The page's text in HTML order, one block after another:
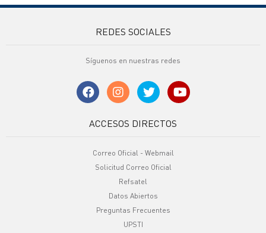
REDES SOCIALES
Síguenos en nuestras redes
ACCESOS DIRECTOS
Correo Oficial - Webmail
Solicitud Correo Oficial
Refsatel
Datos Abiertos
Preguntas Frecuentes
UPSTI